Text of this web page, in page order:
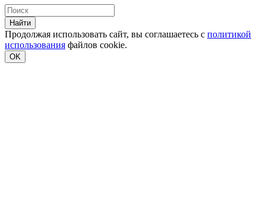
Найти
Продолжая использовать сайт, вы соглашаетесь с политикой
использования файлов cookie.
OK